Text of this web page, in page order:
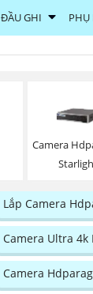
ĐẦU GHI PHỤ
Camera
Lắp Camera
Camera Ultra 4k
Camera